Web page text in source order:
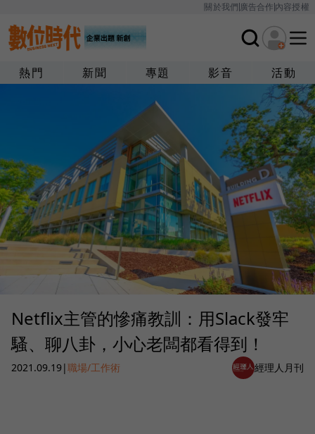
關於我們廣告合作內容授權
熱門 新聞 專題 影音 活動
Netflix主管的慘痛教訓：用Slack發牢
騷、聊八卦，小心老闆都看得到！
2021.09.19|職場/工作術 經理人月刊